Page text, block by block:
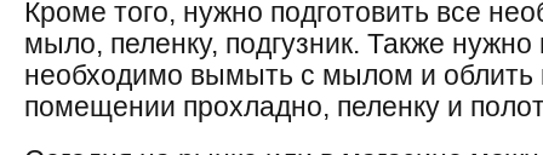
Кроме того, нужно подготовить все
мыло, пеленку, подгузник. Также нужно
необходимо вымыть с мылом и облить
помещении прохладно, пеленку и